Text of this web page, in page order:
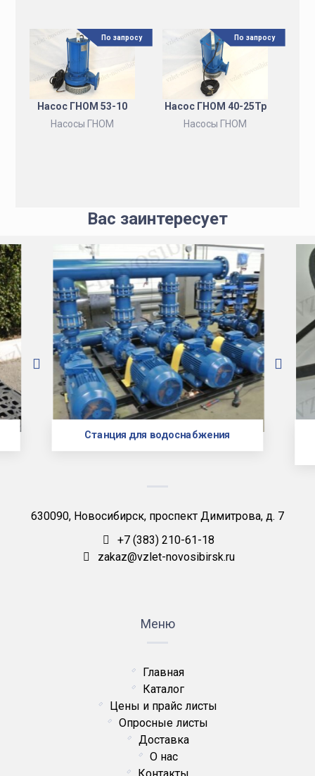
Насос ГНОМ 53-10
Насосы ГНОМ
По запросу
Насос ГНОМ 40-25Тр
Насосы ГНОМ
По запросу
Вас заинтересует
Станция для водоснабжения
630090, Новосибирск, проспект Димитрова, д. 7
+7 (383) 210-61-18
zakaz@vzlet-novosibirsk.ru
Меню
Главная
Каталог
Цены и прайс листы
Опросные листы
Доставка
О нас
Контакты